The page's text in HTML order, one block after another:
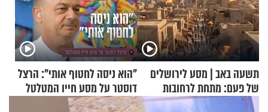
תשעה באב | מסע לירושלים
של פעם: מתחת לרחובות
ירושלים
"הוא ניסה לחטוף אותי": הרצל
דוסטר על מסע חייו המטלטל